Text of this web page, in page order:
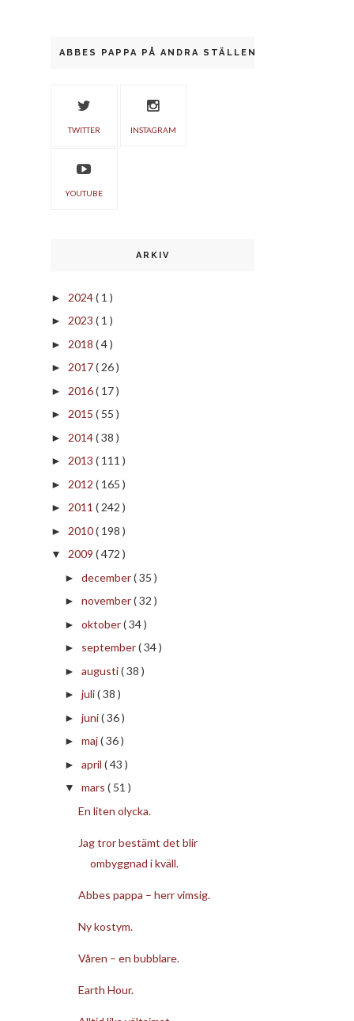
ABBES PAPPA PÅ ANDRA STÄLLEN
TWITTER INSTAGRAM
YOUTUBE
ARKIV
► 2024( 1 )
► 2023 ( 1 )
► 2018 ( 4 )
► 2017( 26 )
► 2016( 17 )
► 2015 ( 55 )
► 2014( 38 )
► 2013 ( 111 )
► 2012 ( 165 )
► 2011 ( 242 )
► 2010( 198 )
▼ 2009 ( 472 )
► december( 35 )
► november( 32 )
► oktober( 34 )
► september( 34 )
► augusti( 38 )
► juli( 38 )
► juni( 36 )
► maj( 36 )
► april ( 43 )
▼ mars ( 51 )
En liten olycka.
Jag tror bestämt det blir
ombyggnad i kväll.
Abbes pappa – herr vimsig.
Ny kostym.
Våren – en bubblare.
Earth Hour.